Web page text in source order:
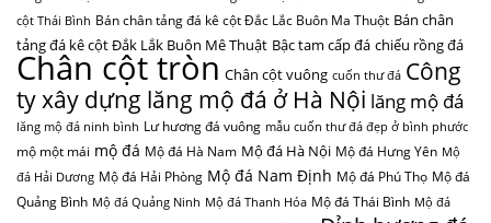
cột Thái Bình Bán chân tảng đá kê cột Đắc Lắc Buôn Ma Thuột Bán chân
tảng đá kê cột Đắk Lắk Buôn Mê Thuật Bậc tam cấp đá chiếu rồng đá
Chân cột tròn Chân cột vuông cuốn thư đá Công
ty xây dựng lăng mộ đá ở Hà Nội lăng mộ đá
lăng mộ đá ninh bình Lư hương đá vuông mẫu cuốn thư đá đẹp ở bình phước
mộ một mái mộ đá Mộ đá Hà Nam Mộ đá Hà Nội Mộ đá Hưng Yên Mộ
đá Hải Dương Mộ đá Hải Phòng Mộ đá Nam Định Mộ đá Phú Thọ Mộ đá
Quảng Bình Mộ đá Quảng Ninh Mộ đá Thanh Hóa Mộ đá Thái Bình Mộ đá